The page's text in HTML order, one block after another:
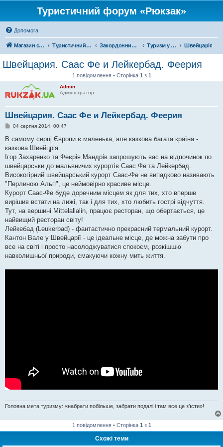
Туристичний форум «Рюкзак»
Допомога
Магазин спорядження Туристичний форум «Рюкзак» Закордонний туризм Туризм у Європі Швейцарія
Швейцария. Саас Фе и Лейкербад. Феерия
1 повідомлення • Сторінка 1 з 1
Admin
Адміністратор
Швейцария. Саас Фе и Лейкербад. Феерия
П
в
д
о
м
л
е
н
я
04 серпня 2014, 00:47
В самому серці Європи є маленька, але казкова багата країна -
казкова Швейцрія.
Ігор Захаренко та Феєрія Мандрів запрошують вас на відпочинок по
швейцарськи до мальвничих курортів Саас Фе та Лейкербад.
Високогірний швейцарський курорт Саас-Фе не випадково називають
"Перлиною Альп", це неймовірно красиве місце.
Курорт Саас-Фе буде доречним місцем як для тих, хто вперше
вирішив встати на лижі, так і для тих, хто любить гострі відчуття.
Тут, на вершині Mittelallalin, працює ресторан, що обертається, це
найвищий ресторан світу!
Лейкебад (Leukerbad) - фантастично прекрасний термальний курорт.
Кантон Вале у Швейцарії - це ідеальне місце, де можна забути про
все на світі і просто насолоджуватися спокоєм, розкішшю
навколишньої природи, смакуючи кожну мить життя.
Головна мета туризму: «набрати побільше, забрати подалі і там все це з'їсти»!
1 повідомлення • Сторінка 1 з 1
Схожі теми